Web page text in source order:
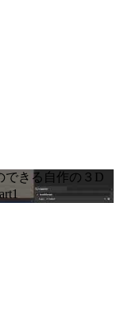
できる自作の３D